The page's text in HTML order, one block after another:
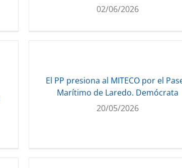
02/06/2026
El PP presiona al MITECO por el
Marítimo de Laredo. Demócrata
20/05/2026